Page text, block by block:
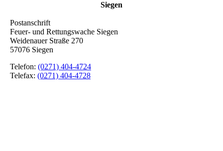
Siegen
Postanschrift
Feuer- und Rettungswache Siegen
Weidenauer Straße 270
57076 Siegen
Telefon: (0271) 404-4724
Telefax: (0271) 404-4728